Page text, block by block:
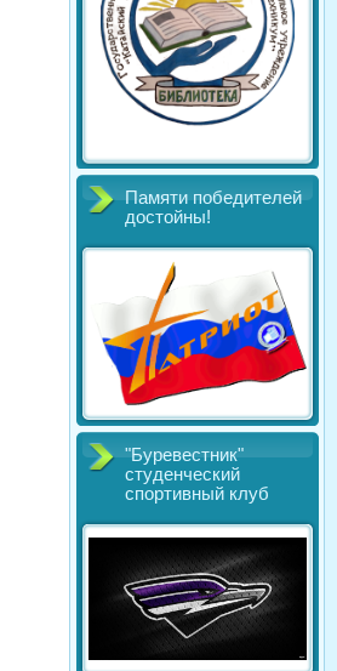
Памяти победителей
достойны!
"Буревестник"
студенческий
спортивный клуб